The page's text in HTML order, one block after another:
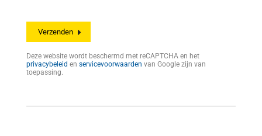
Deze website wordt beschermd met reCAPTCHA en het
privacybeleid en servicevoorwaarden van Google zijn van
toepassing.